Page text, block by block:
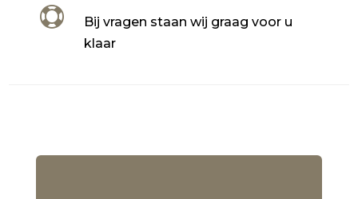

Bij vragen staan wij graag voor u
klaar